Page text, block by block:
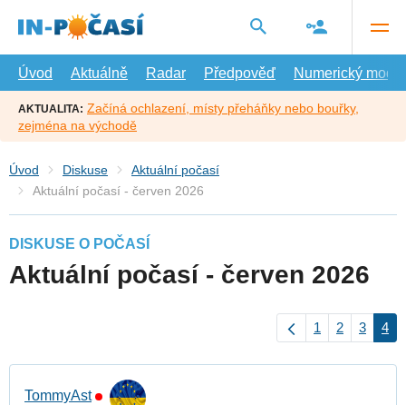
hlavní
Úvod
Aktuálně Radar Předpověď Numerický model
AKTUALITA: Začíná ochlazení, místy přeháňky nebo bouřky,
zejména na východě
Úvod Diskuse
Aktuální počasí
Aktuální počasí - červen 2026
DISKUSE O POČASÍ
Aktuální počasí - červen 2026
1 2 3 4
TommyAst